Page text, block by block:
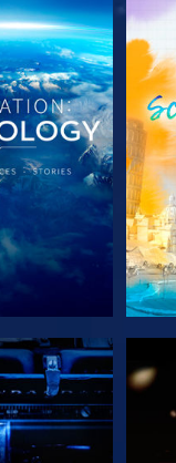
SERIEN